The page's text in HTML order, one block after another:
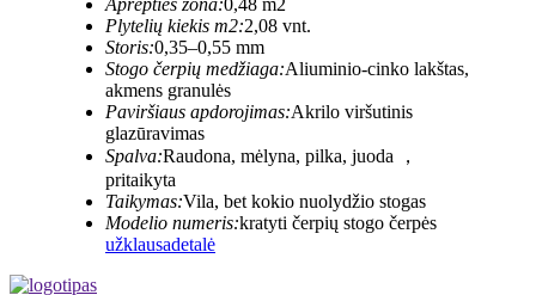
Aprėpties zona:0,48 m2
Plytelių kiekis m2:2,08 vnt.
Storis:0,35–0,55 mm
Stogo čerpių medžiaga:Aliuminio-cinko lakštas,
akmens granulės
Paviršiaus apdorojimas:Akrilo viršutinis
glazūravimas
Spalva:Raudona, mėlyna, pilka, juoda ，
pritaikyta
Taikymas:Vila, bet kokio nuolydžio stogas
Modelio numeris:kratyti čerpių stogo čerpės
užklausadetalė